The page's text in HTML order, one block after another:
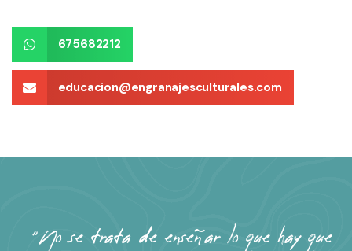
675682212
educacion@engranajesculturales.com
"No se trata de enseñar lo que hay que